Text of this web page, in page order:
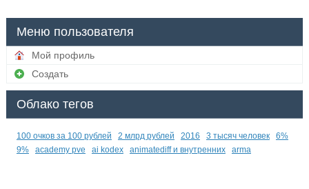
Меню пользователя
Мой профиль
Создать
Облако тегов
100 очков за 100 рублей 2 млрд рублей 2016 3 тысяч человек
6%
9%
academy pve ai kodex animatediff и внутренних arma